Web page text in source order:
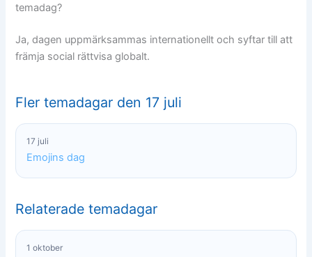
temadag?
Ja, dagen uppmärksammas internationellt och syftar till att
främja social rättvisa globalt.
Fler temadagar den 17 juli
17 juli
Emojins dag
Relaterade temadagar
1 oktober